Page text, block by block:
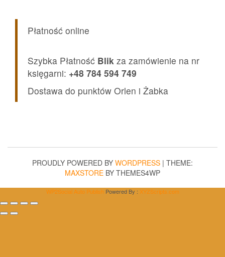
Płatność online
Szybka Płatność Blik za zamówienie na nr
księgarni: +48 784 594 749
Dostawa do punktów Orlen i Żabka
PROUDLY POWERED BY WORDPRESS | THEME:
MAXSTORE BY THEMES4WP
WP2Social Auto Publish Powered By : XYZScripts.com